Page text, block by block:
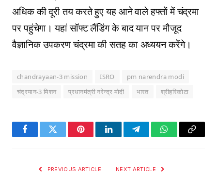
अधिक की दूरी तय करते हुए यह आने वाले हफ्तों में चंद्रमा
पर पहुंचेगा। यहां सॉफ्ट लैंडिंग के बाद यान पर मौजूद
वैज्ञानिक उपकरण चंद्रमा की सतह का अध्ययन करेंगे।
chandrayaan-3 mission ISRO
pm narendra modi
चंद्रयान-3 मिशन
प्रधानमंत्री नरेन्द्र मोदी भारत श्रीहरिकोटा
FacebookTwitter PinterestLinkedInTelegramWhatsApp
Copy
PREVIOUS ARTICLE NEXT ARTICLE